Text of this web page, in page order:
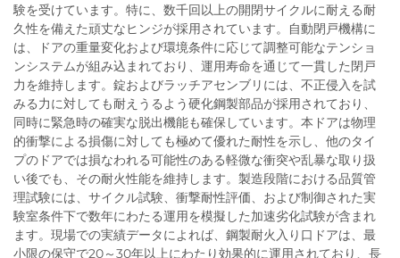
験を受けています。特に、数千回以上の開閉サイクルに耐える耐
久性を備えた頑丈なヒンジが採用されています。自動閉戸機構に
は、ドアの重量変化および環境条件に応じて調整可能なテンショ
ンシステムが組み込まれており、運用寿命を通じて一貫した閉戸
力を維持します。錠およびラッチアセンブリには、不正侵入を試
みる力に対しても耐えうるよう硬化鋼製部品が採用されており、
同時に緊急時の確実な脱出機能も確保しています。本ドアは物理
的衝撃による損傷に対しても極めて優れた耐性を示し、他のタイ
プのドアでは損なわれる可能性のある軽微な衝突や乱暴な取り扱
い後でも、その耐火性能を維持します。製造段階における品質管
理試験には、サイクル試験、衝撃耐性評価、および制御された実
験室条件下で数年にわたる運用を模擬した加速劣化試験が含まれ
ます。現場での実績データによれば、鋼製耐火入り口ドアは、最
小限の保守で20～30年以上にわたり効果的に運用されており、長